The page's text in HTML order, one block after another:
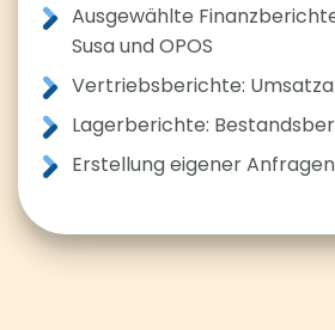
Ausgewählte
Susa und OPOS
Vertriebsberichte:
Lagerberichte:
Erstellung eigener Anfragen